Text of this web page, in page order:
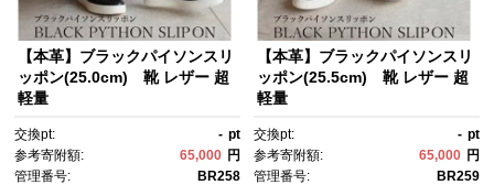
【本革】ブラックパイソンスリ
ッポン(25.0cm) 靴 レザー 超
軽量
交換pt: - pt
参考寄附額:
65,000 円
管理番号:
BR258
【本革】ブラックパイソンスリ
ッポン(25.5cm) 靴 レザー 超
軽量
交換pt: - pt
参考寄附額:
65,000 円
管理番号:
BR259